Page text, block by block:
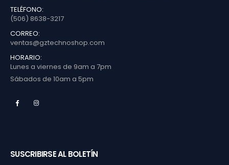
TELÉFONO:
(506) 8638-3217
CORREO:
ventas@gztechnoshop.com
HORARIO:
Lunes a viernes de 9am a 7pm
Sábados de 10am a 5pm
SUSCRIBIRSE AL BOLETÍN